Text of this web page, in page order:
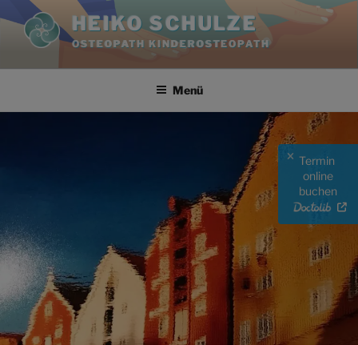
Termin
online
buchen
Inhalt
springen
HEIKO SCHULZE
OSTEOPATH KINDEROSTEOPATH
Menü